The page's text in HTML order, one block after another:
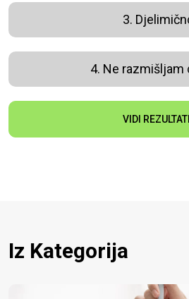
3.
4. Ne razmišljam
VIDI
Iz Kategorija